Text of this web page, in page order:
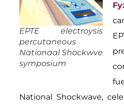
EPTE electroysis
percutaneous
Nationaal Shockwve
symposium
National Shockwave,